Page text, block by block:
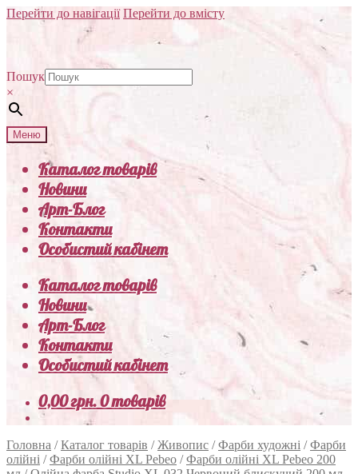
Перейти до навігації Перейти до вмісту
Пошук
×
Меню
Каталог товарів
Новини
Арт-Блог
Контакти
Особистий кабінет
Каталог товарів
Новини
Арт-Блог
Контакти
Особистий кабінет
0,00грн.0 товарів
Головна /Каталог товарів /Живопис /Фарби художні /Фарби
олійні /Фарби олійні XL Pebeo /Фарби олійні XL Pebeo 200